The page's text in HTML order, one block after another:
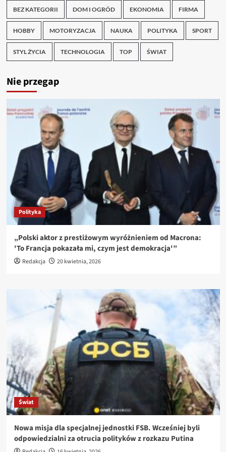
BEZ KATEGORII DOM I OGRÓD EKONOMIA FIRMA
HOBBY MOTORYZACJA NAUKA POLITYKA SPORT
STYL ŻYCIA TECHNOLOGIA TOP ŚWIAT
Nie przegap
Polityka
„Polski aktor z prestiżowym wyróżnieniem od Macrona:
'To Francja pokazała mi, czym jest demokracja'”
Redakcja 20 kwietnia, 2026
Świat
Nowa misja dla specjalnej jednostki FSB. Wcześniej byli
odpowiedzialni za otrucia polityków z rozkazu Putina